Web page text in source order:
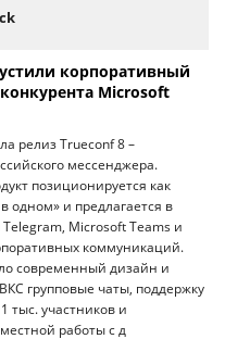
корпоративный
Microsoft
релиз Trueconf 8 –
мессенджера.
позиционируется как
одном» и предлагается в
Microsoft Teams и
коммуникаций.
современный дизайн и
групповые чаты, поддержку
тыс. участников и
работы с д